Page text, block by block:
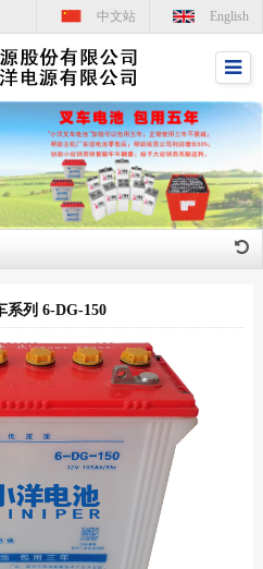
中文站 English
系列 6-DG-150